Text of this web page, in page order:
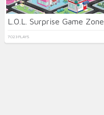
L.O.L. Surprise Game Zone
7023 PLAYS